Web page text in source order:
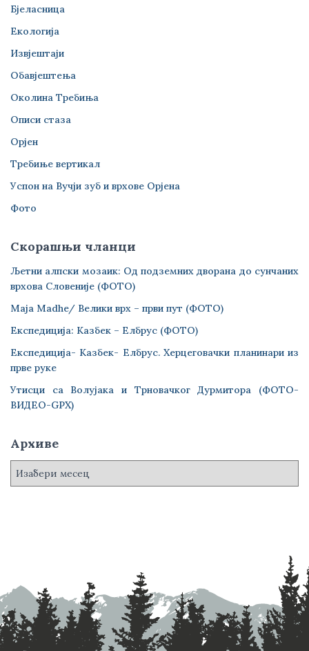
Бјеласница
Екологија
Извјештаји
Обавјештења
Околина Требиња
Описи стаза
Орјен
Требиње вертикал
Успон на Вучји зуб и врхове Орјена
Фото
Скорашњи чланци
Љетни алпски мозаик: Од подземних дворана до сунчаних
врхова Словеније (ФОТО)
Maja Madhe/ Велики врх – први пут (ФОТО)
Експедиција: Казбек – Елбрус (ФОТО)
Експедиција- Казбек- Елбрус. Херцеговачки планинари из
прве руке
Утисци са Волујака и Трновачког Дурмитора (ФОТО-
ВИДЕО-GPX)
Архиве
А